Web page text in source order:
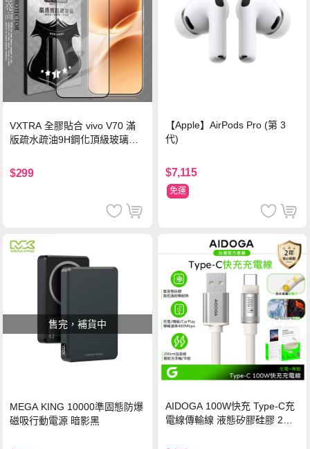
VXTRA 全膠貼合 vivo V70 滿
版疏水疏油9H鋼化頂級玻璃貼
$299
【Apple】AirPods Pro (第 3
代)
$7,115
免運
售完，補貨中
MEGA KING 10000準固態防爆
磁吸行動電源 暗影黑
AIDOGA 100W快充 Type-C充
電線傳輸線 液態矽膠硅膠 2M